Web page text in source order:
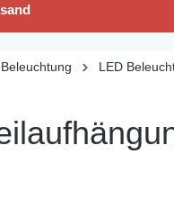
Beleuchtung LED